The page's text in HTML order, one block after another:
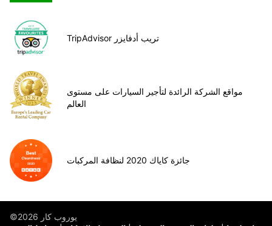
TripAdvisor تريب أدفايزر
مواقع الشركة الرائدة لتأجير السيارات على مستوى
العالم
جائزة كاياك 2020 لنظافة المركبات
©يوروب كار 2026